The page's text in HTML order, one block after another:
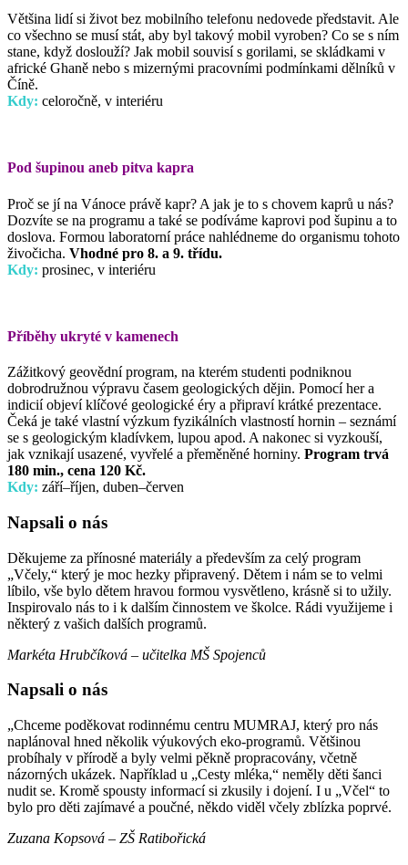
Většina lidí si život bez mobilního telefonu nedovede představit. Ale
co všechno se musí stát, aby byl takový mobil vyroben? Co se s ním
stane, když doslouží? Jak mobil souvisí s gorilami, se skládkami v
africké Ghaně nebo s mizernými pracovními podmínkami dělníků v
Číně.
Kdy: celoročně, v interiéru
Pod šupinou aneb pitva kapra
Proč se jí na Vánoce právě kapr? A jak je to s chovem kaprů u nás?
Dozvíte se na programu a také se podíváme kaprovi pod šupinu a to
doslova. Formou laboratorní práce nahlédneme do organismu tohoto
živočicha. Vhodné pro 8. a 9. třídu.
Kdy: prosinec, v interiéru
Příběhy ukryté v kamenech
Zážitkový geovědní program, na kterém studenti podniknou
dobrodružnou výpravu časem geologických dějin. Pomocí her a
indicií objeví klíčové geologické éry a připraví krátké prezentace.
Čeká je také vlastní výzkum fyzikálních vlastností hornin – seznámí
se s geologickým kladívkem, lupou apod. A nakonec si vyzkouší,
jak vznikají usazené, vyvřelé a přeměněné horniny. Program trvá
180 min., cena 120 Kč.
Kdy: září–říjen, duben–červen
Napsali o nás
Děkujeme za přínosné materiály a především za celý program
„Včely,“ který je moc hezky připravený. Dětem i nám se to velmi
líbilo, vše bylo dětem hravou formou vysvětleno, krásně si to užily.
Inspirovalo nás to i k dalším činnostem ve školce. Rádi využijeme i
některý z vašich dalších programů.
Markéta Hrubčíková – učitelka MŠ Spojenců
Napsali o nás
„Chceme poděkovat rodinnému centru MUMRAJ, který pro nás
naplánoval hned několik výukových eko-programů. Většinou
probíhaly v přírodě a byly velmi pěkně propracovány, včetně
názorných ukázek. Například u „Cesty mléka,“ neměly děti šanci
nudit se. Kromě spousty informací si zkusily i dojení. I u „Včel“ to
bylo pro děti zajímavé a poučné, někdo viděl včely zblízka poprvé.
Zuzana Kopsová – ZŠ Ratibořická